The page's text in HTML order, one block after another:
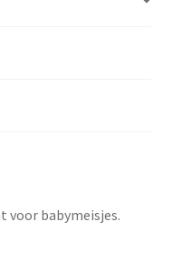
babymeisjes.